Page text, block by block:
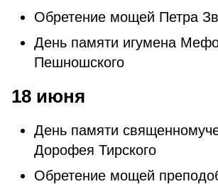
Обретение мощей Петра
День памяти игумена
Пешношского
18 июня
День памяти
Дорофея Тирского
Обретение мощей